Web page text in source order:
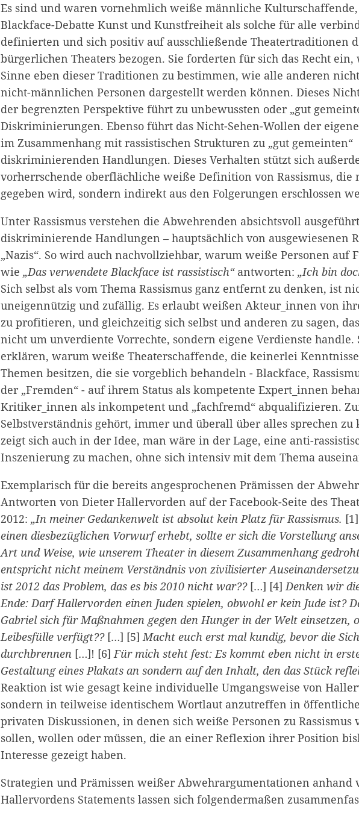
Es sind und waren vornehmlich weiße männliche
Blackface-Debatte Kunst und Kunstfreiheit als solche für alle
definierten und sich positiv auf ausschließende Theatertraditionen
bürgerlichen Theaters bezogen. Sie forderten für sich das Recht
Sinne eben dieser Traditionen zu bestimmen, wie alle anderen
nicht-männlichen Personen dargestellt werden können. Dieses
der begrenzten Perspektive führt zu unbewussten oder „gut
Diskriminierungen. Ebenso führt das Nicht-Sehen-Wollen der
im Zusammenhang mit rassistischen Strukturen zu „gut gemeinten“
diskriminierenden Handlungen. Dieses Verhalten stützt sich
vorherrschende oberflächliche weiße Definition von Rassismus, die
gegeben wird, sondern indirekt aus den Folgerungen erschlossen
Unter Rassismus verstehen die Abwehrenden absichtsvoll
diskriminierende Handlungen – hauptsächlich von ausgewiesenen
„Nazis“. So wird auch nachvollziehbar, warum weiße Personen auf
wie „Das verwendete Blackface ist rassistisch“antworten: „Ich bin
Sich selbst als vom Thema Rassismus ganz entfernt zu denken, ist
uneigennützig und zufällig. Es erlaubt weißen Akteur_innen von
zu profitieren, und gleichzeitig sich selbst und anderen zu sagen,
nicht um unverdiente Vorrechte, sondern eigene Verdienste handle.
erklären, warum weiße Theaterschaffende, die keinerlei
Themen besitzen, die sie vorgeblich behandeln - Blackface,
der „Fremden“ - auf ihrem Status als kompetente Expert_innen
Kritiker_innen als inkompetent und „fachfremd“ abqualifizieren.
Selbstverständnis gehört, immer und überall über alles sprechen zu
zeigt sich auch in der Idee, man wäre in der Lage, eine anti-
Inszenierung zu machen, ohne sich intensiv mit dem Thema
Exemplarisch für die bereits angesprochenen Prämissen der
Antworten von Dieter Hallervorden auf der Facebook-Seite des
2012: „In meiner Gedankenwelt ist absolut kein Platz für Rassismus.
einen diesbezüglichen Vorwurf erhebt, sollte er sich die Vorstellung
Art und Weise, wie unserem Theater in diesem Zusammenhang
entspricht nicht meinem Verständnis von zivilisierter
ist 2012 das Problem, das es bis 2010 nicht war?? […] [4]Denken wir
Ende: Darf Hallervorden einen Juden spielen, obwohl er kein Jude ist?
Gabriel sich für Maßnahmen gegen den Hunger in der Welt einsetzen,
Leibesfülle verfügt??[…] [5]Macht euch erst mal kundig, bevor die
durchbrennen […]! [6]Für mich steht fest: Es kommt eben nicht in
Gestaltung eines Plakats an sondern auf den Inhalt, den das Stück
Reaktion ist wie gesagt keine individuelle Umgangsweise von
sondern in teilweise identischem Wortlaut anzutreffen in
privaten Diskussionen, in denen sich weiße Personen zu Rassismus
sollen, wollen oder müssen, die an einer Reflexion ihrer Position
Interesse gezeigt haben.
Strategien und Prämissen weißer Abwehrargumentationen anhand
Hallervordens Statements lassen sich folgendermaßen